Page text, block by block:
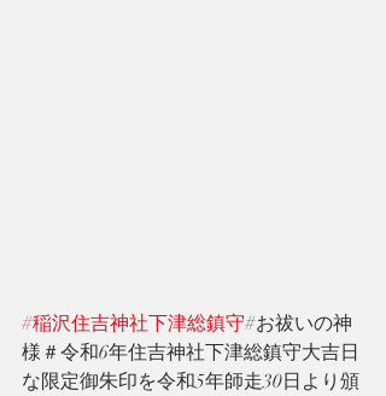
#稲沢住吉神社下津総鎮守#お祓いの神
様＃令和6年住吉神社下津総鎮守大吉日
な限定御朱印を令和5年師走30日より頒